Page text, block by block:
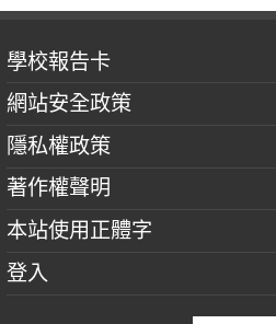
學校報告卡
網站安全政策
隱私權政策
著作權聲明
本站使用正體字
登入